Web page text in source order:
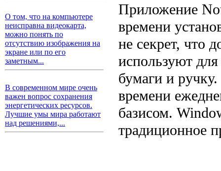
О том, что на компьютере
неисправна видеокарта,
можно понять по
отсутствию изображения на
экране или по его
заметным...
В современном мире очень
важен вопрос сохранения
энергетических ресурсов.
Лучшие умы мира работают
над решениями,...
Приложение
времени
не секрет, что
используют
бумаги и
времени
базисом.
традиционное